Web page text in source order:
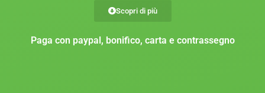
Scopri di più
Paga con paypal, bonifico, carta e contrassegno